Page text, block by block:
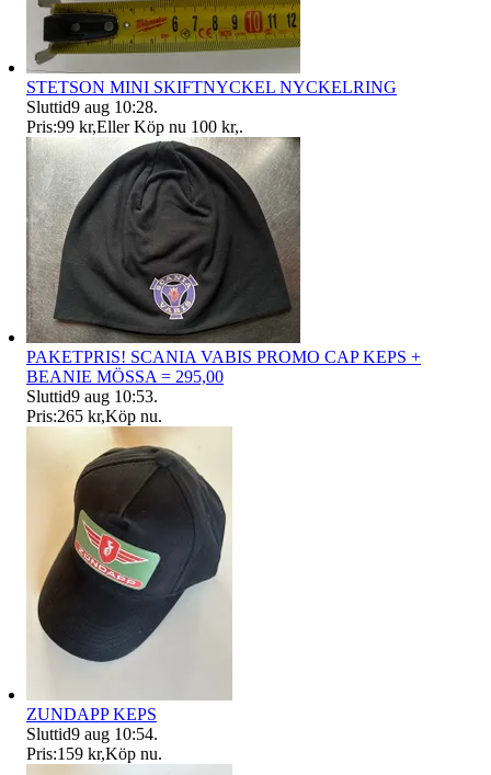
STETSON MINI SKIFTNYCKEL NYCKELRING
Sluttid9 aug 10:28.
Pris:99 kr,Eller Köp nu 100 kr,.
PAKETPRIS! SCANIA VABIS PROMO CAP KEPS +
BEANIE MÖSSA = 295,00
Sluttid9 aug 10:53.
Pris:265 kr,Köp nu.
ZUNDAPP KEPS
Sluttid9 aug 10:54.
Pris:159 kr,Köp nu.